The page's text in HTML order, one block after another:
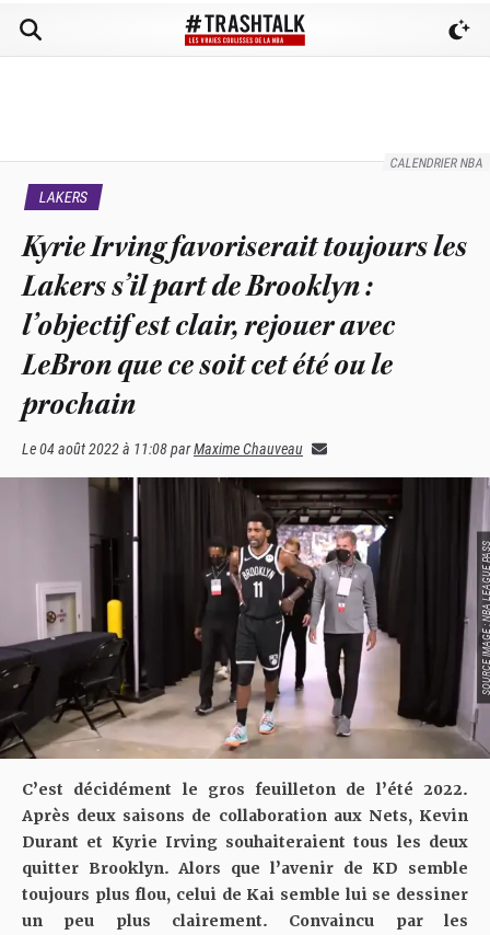
CALENDRIER NBA
LAKERS
Kyrie Irving favoriserait toujours les
Lakers s’il part de Brooklyn :
l’objectif est clair, rejouer avec
LeBron que ce soit cet été ou le
prochain
Le04 août 2022 à 11:08parMaxime Chauveau
SOURCE
C’est décidément le gros feuilleton de l’été 2022.
Après deux saisons de collaboration aux Nets, Kevin
Durant et Kyrie Irving souhaiteraient tous les deux
quitter Brooklyn. Alors que l’avenir de KD semble
toujours plus flou, celui de Kai semble lui se dessiner
un peu plus clairement. Convaincu par les